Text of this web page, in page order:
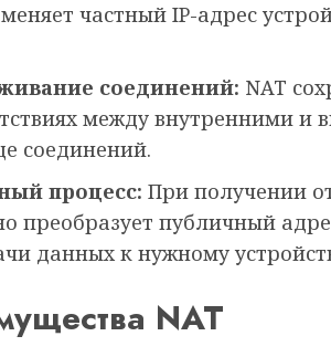
частный IP-адрес
соединений: NAT
между внутренними и
соединений.
процесс: При получении
преобразует публичный
данных к нужному
NAT